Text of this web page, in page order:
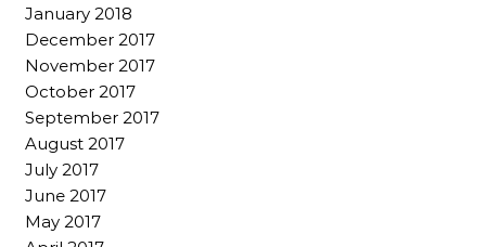
January 2018
December 2017
November 2017
October 2017
September 2017
August 2017
July 2017
June 2017
May 2017